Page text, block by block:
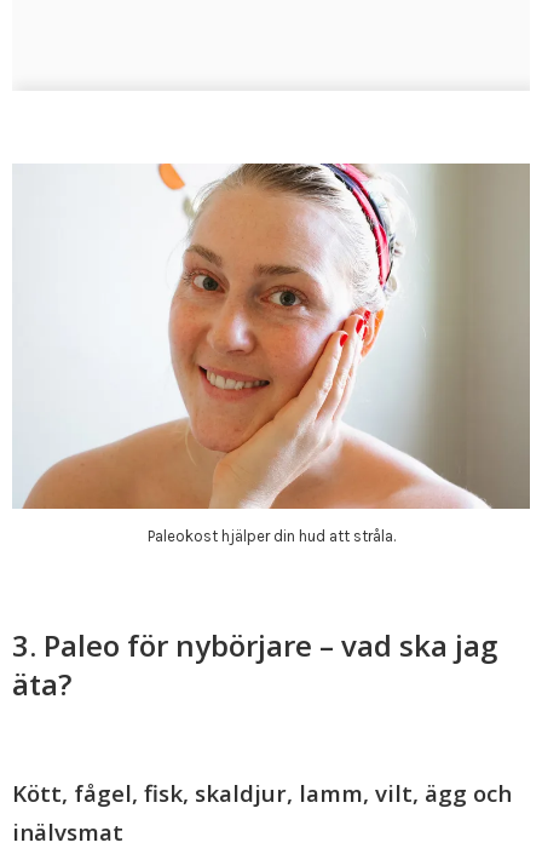
Paleokost hjälper din hud att stråla.
3. Paleo för nybörjare – vad ska jag
äta?
Kött, fågel, fisk, skaldjur, lamm, vilt, ägg och
inälvsmat